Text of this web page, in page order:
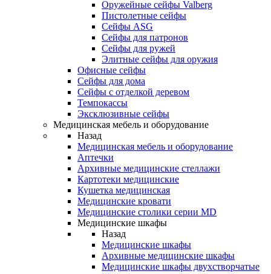
Оружейные сейфы Valberg
Пистолетные сейфы
Сейфы ASG
Сейфы для патронов
Сейфы для ружей
Элитные сейфы для оружия
Офисные сейфы
Сейфы для дома
Сейфы с отделкой деревом
Темпокассы
Эксклюзивные сейфы
Медицинская мебель и оборудование
Назад
Медицинская мебель и оборудование
Аптечки
Архивные медицинские стеллажи
Картотеки медицинские
Кушетка медицинская
Медицинские кровати
Медицинские столики серии MD
Медицинские шкафы
Назад
Медицинские шкафы
Архивные медицинские шкафы
Медицинские шкафы двухстворчатые